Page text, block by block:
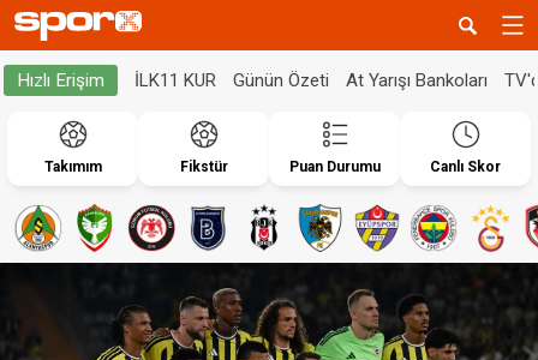
Hızlı Erişim İLK11 KUR Günün Özeti At Yarışı Bankoları
Takımım Fikstür Puan Durumu Canlı Skor